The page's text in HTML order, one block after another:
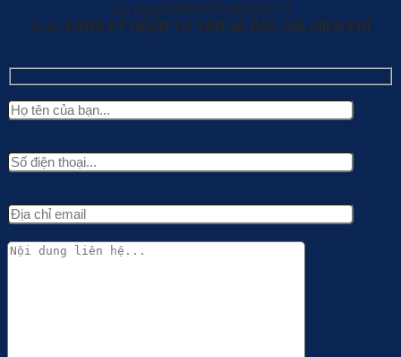
Gọi ngay 0909213286 (24/7)
hoặc ĐĂNG KÝ NHẬN TƯ VẤN VÀ BÁO GIÁ MIỄN PHÍ